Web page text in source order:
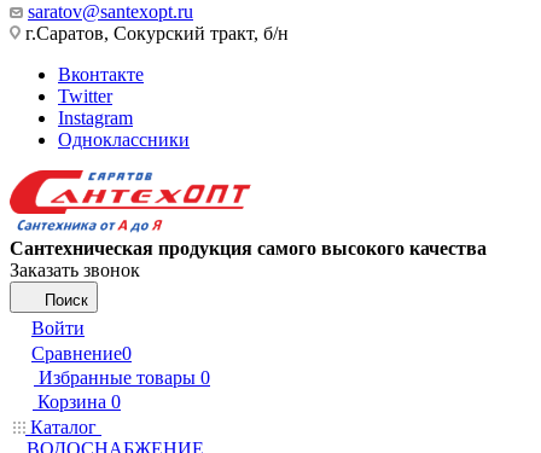
saratov@santexopt.ru
г.Саратов, Сокурский тракт, б/н
Вконтакте
Twitter
Instagram
Одноклассники
Сантехническая продукция самого высокого качества
Заказать звонок
Поиск
Войти
Сравнение0
Избранные товары 0
Корзина 0
Каталог
ВОДОСНАБЖЕНИЕ